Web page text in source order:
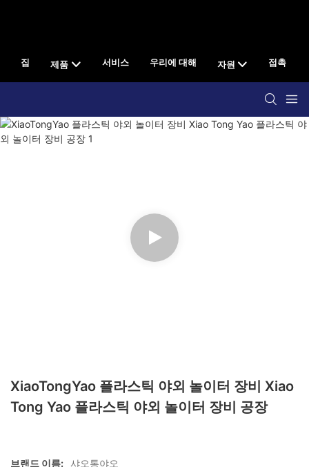
집 제품 서비스 우리에 대해 자원 접촉
XiaoTongYao 플라스틱 야외 놀이터 장비 Xiao
Tong Yao 플라스틱 야외 놀이터 장비 공장
브랜드 이름: 샤오통야오